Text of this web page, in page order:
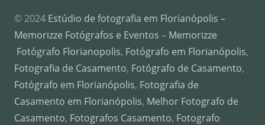
© 2024 Estúdio de fotografia em Florianópolis –
Memorizze Fotógrafos e Eventos – Memorizze
Fotógrafo Florianopolis, Fotógrafo em Florianópolis,
Fotografia de Casamento, Fotógrafo de Casamento,
Fotógrafo em Florianópolis, Fotografia de
Casamento em Florianópolis, Melhor Fotografo de
Casamento, Fotografos Casamento, Fotografo